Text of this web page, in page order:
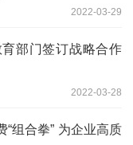
2022-03-29
部门签订战略合作
2022-03-28
“组合拳” 为企业高质